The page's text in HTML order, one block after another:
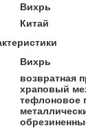
Вихрь
Китай
Вихрь
возвратная
храповый
тефлоновое